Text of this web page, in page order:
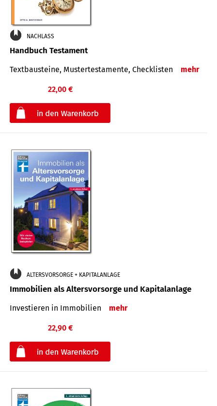
NACHLASS
Handbuch Testament
Textbausteine, Mustertestamente, Checklisten mehr
22,00 €
ALTERSVORSORGE + KAPITALANLAGE
Immobilien als Altersvorsorge und Kapitalanlage
Investieren in Immobilien mehr
22,90 €